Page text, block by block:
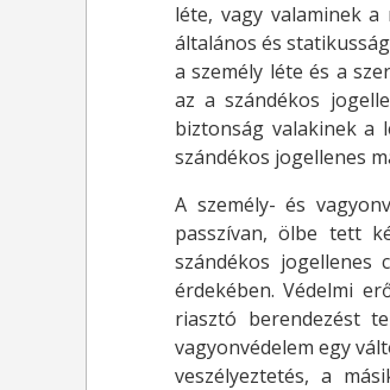
léte, vagy valaminek
általános és
a személy léte és a
az a szándékos
biztonság valakinek a
szándékos jogellenes
A személy- és
passzívan, ölbe tett
szándékos jogellenes
érdekében. Védelmi
riasztó berendezést
vagyonvédelem egy
veszélyeztetés, a